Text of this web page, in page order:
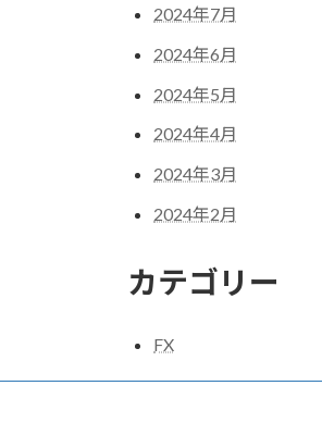
2024年7月
2024年6月
2024年5月
2024年4月
2024年3月
2024年2月
カテゴリー
FX